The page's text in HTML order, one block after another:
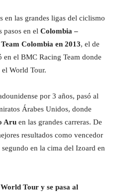
en las grandes ligas del ciclismo
pasos en el Colombia –
Colombia en 2013, el de
el BMC Racing Team donde
World Tour.
por 3 años, pasó al
Árabes Unidos, donde
Aru en las grandes carreras. De
resultados como vencedor
en la cima del Izoard en
World Tour y se pasa al